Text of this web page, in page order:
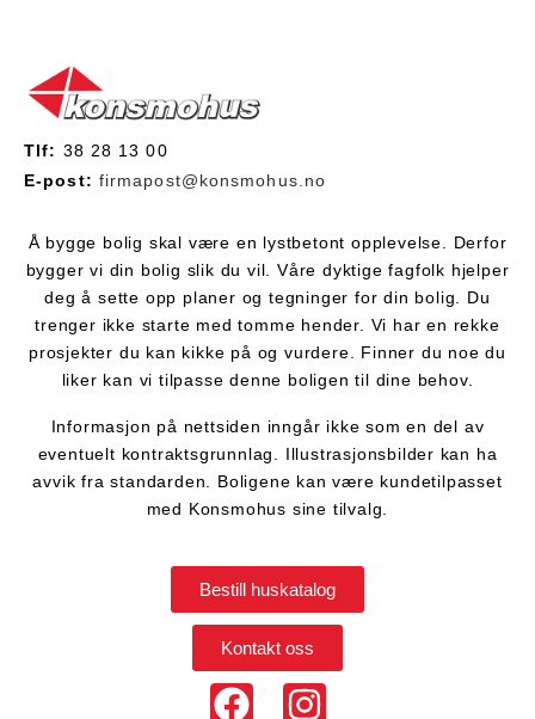
Tlf: 38 28 13 00
E-post: firmapost@konsmohus.no
Å bygge bolig skal være en lystbetont opplevelse. Derfor
bygger vi din bolig slik du vil. Våre dyktige fagfolk hjelper
deg å sette opp planer og tegninger for din bolig. Du
trenger ikke starte med tomme hender. Vi har en rekke
prosjekter du kan kikke på og vurdere. Finner du noe du
liker kan vi tilpasse denne boligen til dine behov.
Informasjon på nettsiden inngår ikke som en del av
eventuelt kontraktsgrunnlag. Illustrasjonsbilder kan ha
avvik fra standarden. Boligene kan være kundetilpasset
med Konsmohus sine tilvalg.
Bestill huskatalog
Kontakt oss